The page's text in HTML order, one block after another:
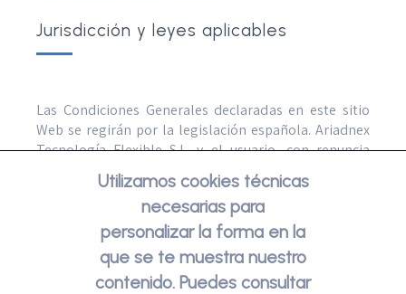
Jurisdicción y leyes aplicables
Las Condiciones Generales declaradas en este sitio
Web se regirán por la legislación española. Ariadnex
Tecnología Flexible S.L. y el usuario, con renuncia
expresa al fuero que pudiera corresponderles, se
someten a la Jurisdicción de los Juzgados y
Tribunales de Villanueva de la Serena.
Utilizamos cookies técnicas
necesarias para
personalizar la forma en la
que se te muestra nuestro
contenido. Puedes consultar